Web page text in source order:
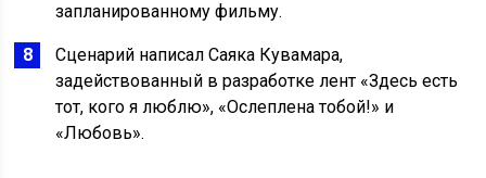
запланированному фильму.
Сценарий написал Саяка Кувамара,
задействованный в разработке лент «Здесь есть
тот, кого я люблю», «Ослеплена тобой!» и
«Любовь».